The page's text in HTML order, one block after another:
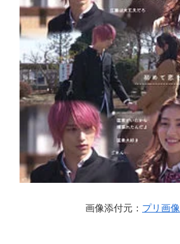
画像添付元： プリ画像